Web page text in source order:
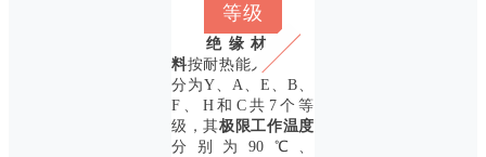
等级
绝缘材
料按耐热能力
分为Y、A、E、B、
F、H和C共7个等
级，其极限工作温度
分别为90℃、